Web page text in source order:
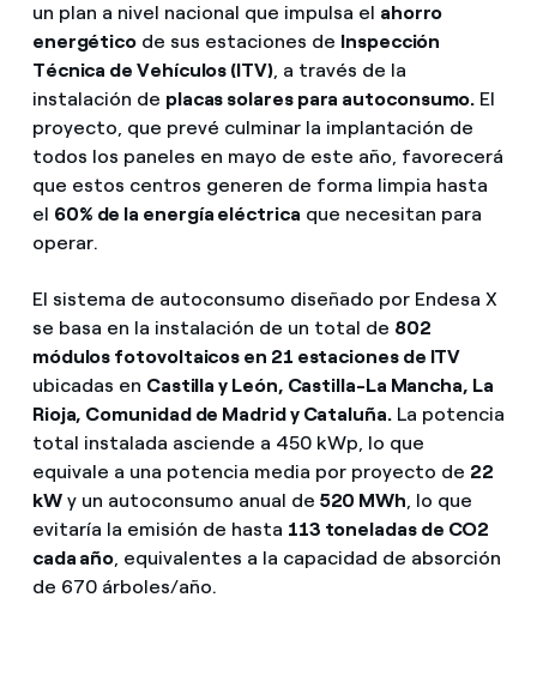
un plan a nivel nacional que impulsa el ahorro
energético de sus estaciones de Inspección
Técnica de Vehículos (ITV), a través de la
instalación de placas solares para autoconsumo. El
proyecto, que prevé culminar la implantación de
todos los paneles en mayo de este año, favorecerá
que estos centros generen de forma limpia hasta
el 60% de la energía eléctrica que necesitan para
operar.
El sistema de autoconsumo diseñado por Endesa X
se basa en la instalación de un total de 802
módulos fotovoltaicos en 21 estaciones de ITV
ubicadas en Castilla y León, Castilla-La Mancha, La
Rioja, Comunidad de Madrid y Cataluña.La potencia
total instalada asciende a 450 kWp, lo que
equivale a una potencia media por proyecto de 22
kWy un autoconsumo anual de 520 MWh, lo que
evitaría la emisión de hasta 113 toneladas de CO2
cada año, equivalentes a la capacidad de absorción
de 670 árboles/año.